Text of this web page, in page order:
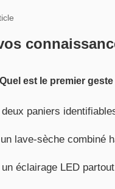
est le premier
deux paniers
lave-sèche combiné
un éclairage LED partout